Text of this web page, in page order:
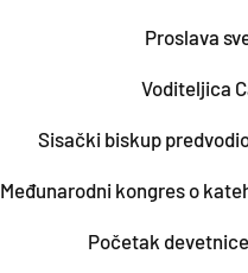
Proslava
Voditeljica
Sisački biskup
Međunarodni kongres o
Početak devetnice